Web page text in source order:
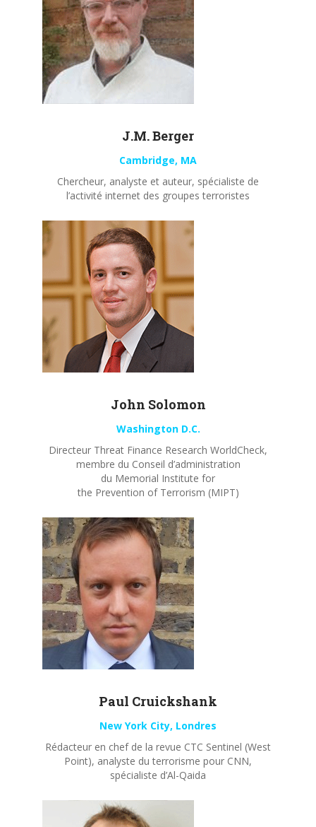
J.M. Berger
Cambridge, MA
Chercheur, analyste et auteur, spécialiste de
l’activité internet des groupes terroristes
John Solomon
Washington D.C.
Directeur Threat Finance Research WorldCheck,
membre du Conseil d’administration
du Memorial Institute for
the Prevention of Terrorism (MIPT)
Paul Cruickshank
New York City, Londres
Rédacteur en chef de la revue CTC Sentinel (West
Point), analyste du terrorisme pour CNN,
spécialiste d’Al-Qaida